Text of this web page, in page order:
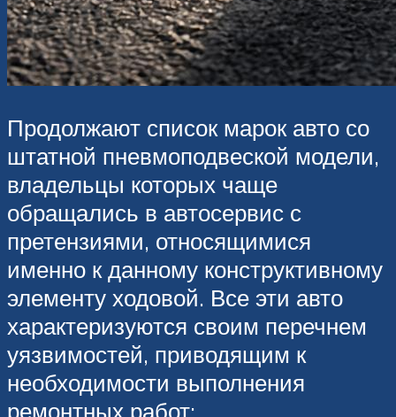
Продолжают список марок авто со
штатной пневмоподвеской модели,
владельцы которых чаще
обращались в автосервис с
претензиями, относящимися
именно к данному конструктивному
элементу ходовой. Все эти авто
характеризуются своим перечнем
уязвимостей, приводящим к
необходимости выполнения
ремонтных работ: